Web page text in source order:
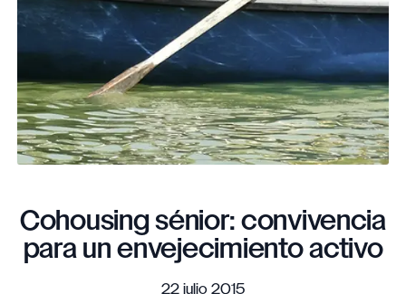
Cohousing sénior: convivencia
para un envejecimiento activo
22 julio 2015